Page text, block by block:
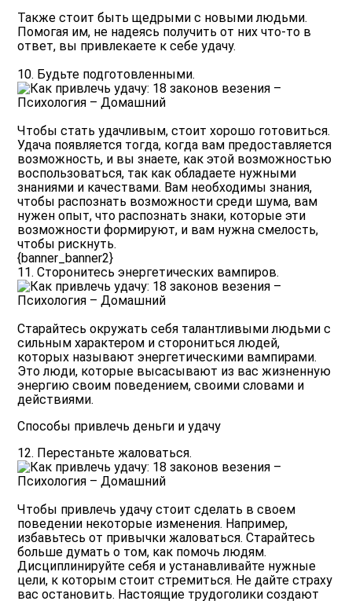
Также стоит быть щедрыми с новыми людьми.
Помогая им, не надеясь получить от них что-то в
ответ, вы привлекаете к себе удачу.
10. Будьте подготовленными.
Чтобы стать удачливым, стоит хорошо готовиться.
Удача появляется тогда, когда вам предоставляется
возможность, и вы знаете, как этой возможностью
воспользоваться, так как обладаете нужными
знаниями и качествами. Вам необходимы знания,
чтобы распознать возможности среди шума, вам
нужен опыт, что распознать знаки, которые эти
возможности формируют, и вам нужна смелость,
чтобы рискнуть.
{banner_banner2}
11. Сторонитесь энергетических вампиров.
Старайтесь окружать себя талантливыми людьми с
сильным характером и сторониться людей,
которых называют энергетическими вампирами.
Это люди, которые высасывают из вас жизненную
энергию своим поведением, своими словами и
действиями.
Способы привлечь деньги и удачу
12. Перестаньте жаловаться.
Чтобы привлечь удачу стоит сделать в своем
поведении некоторые изменения. Например,
избавьтесь от привычки жаловаться. Старайтесь
больше думать о том, как помочь людям.
Дисциплинируйте себя и устанавливайте нужные
цели, к которым стоит стремиться. Не дайте страху
вас остановить. Настоящие трудоголики создают